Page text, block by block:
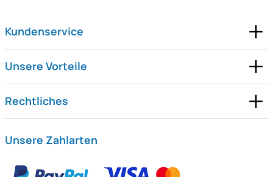
Kundenservice
Unsere Vorteile
Rechtliches
Unsere Zahlarten